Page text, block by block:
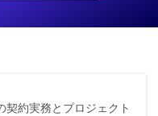
契約実務とプロジェクト